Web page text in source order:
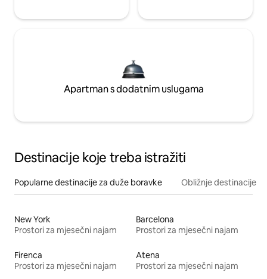
Apartman s dodatnim uslugama
Destinacije koje treba istražiti
Popularne destinacije za duže boravke Obližnje destinacije
New York
Prostori za mjesečni najam
Barcelona
Prostori za mjesečni najam
Firenca
Prostori za mjesečni najam
Atena
Prostori za mjesečni najam